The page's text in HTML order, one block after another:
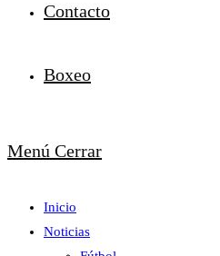
Contacto
Boxeo
Menú Cerrar
Inicio
Noticias